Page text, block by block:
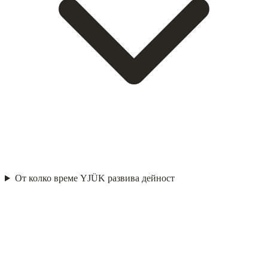
От колко време YJÜK развива дейност